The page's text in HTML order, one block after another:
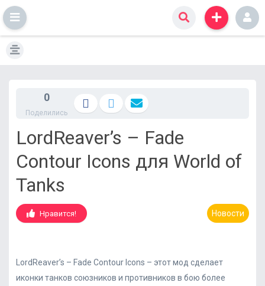
0
Поделились
LordReaver’s – Fade
Contour Icons для World of
Tanks
Нравится! Новости
LordReaver’s – Fade Contour Icons – этот мод сделает
иконки танков союзников и противников в бою более